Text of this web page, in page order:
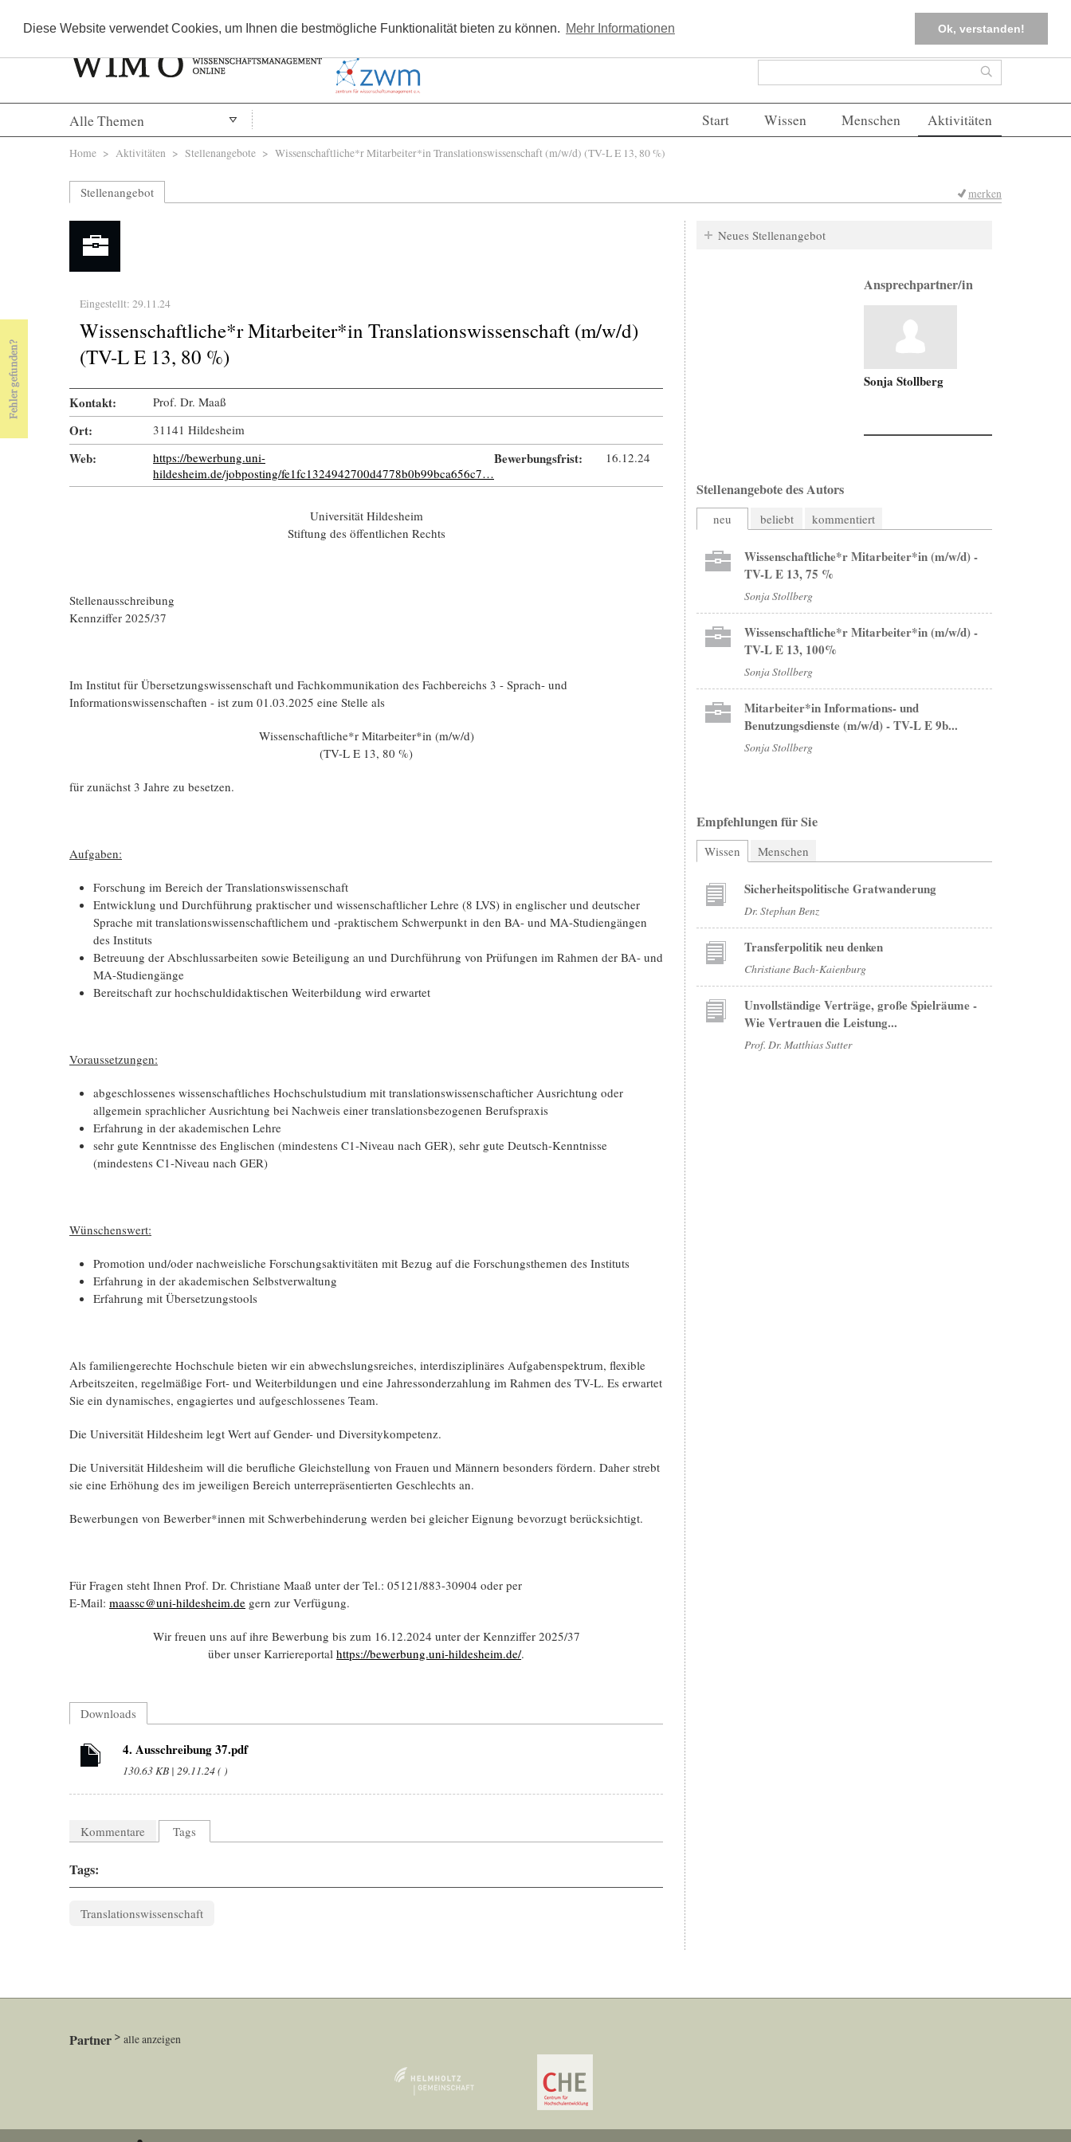
Diese Website verwendet Cookies, um Ihnen die bestmögliche Funktionalität bieten zu können. Mehr Informationen Ok, verstanden!
Kostenlos registrieren FAQs Einloggen
Suchformular Suche
Alle Themen Start Wissen Menschen Aktivitäten
Sie sind hier
Home > Aktivitäten > Stellenangebote > Wissenschaftliche*r Mitarbeiter*in Translationswissenschaft (m/w/d) (TV-L E 13, 80 %)
Stellenangebot merken
Eingestellt: 29.11.24
Wissenschaftliche*r Mitarbeiter*in Translationswissenschaft (m/w/d)
(TV-L E 13, 80 %)
Kontakt: Prof. Dr. Maaß
Ort: 31141 Hildesheim
Web:
https://bewerbung.uni-
hildesheim.de/jobposting/fe1fc1324942700d4778b0b99bca656c7…
Bewerbungsfrist: 16.12.24
Universität Hildesheim
Stiftung des öffentlichen Rechts
Stellenausschreibung
Kennziffer 2025/37
Im Institut für Übersetzungswissenschaft und Fachkommunikation des Fachbereichs 3 - Sprach- und
Informationswissenschaften - ist zum 01.03.2025 eine Stelle als
Wissenschaftliche*r Mitarbeiter*in (m/w/d)
(TV-L E 13, 80 %)
für zunächst 3 Jahre zu besetzen.
Aufgaben:
Forschung im Bereich der Translationswissenschaft
Entwicklung und Durchführung praktischer und wissenschaftlicher Lehre (8 LVS) in englischer und deutscher
Sprache mit translationswissenschaftlichem und -praktischem Schwerpunkt in den BA- und MA-Studiengängen
des Instituts
Betreuung der Abschlussarbeiten sowie Beteiligung an und Durchführung von Prüfungen im Rahmen der BA- und
MA-Studiengänge
Bereitschaft zur hochschuldidaktischen Weiterbildung wird erwartet
Voraussetzungen:
abgeschlossenes wissenschaftliches Hochschulstudium mit translationswissenschafticher Ausrichtung oder
allgemein sprachlicher Ausrichtung bei Nachweis einer translationsbezogenen Berufspraxis
Erfahrung in der akademischen Lehre
sehr gute Kenntnisse des Englischen (mindestens C1-Niveau nach GER), sehr gute Deutsch-Kenntnisse
(mindestens C1-Niveau nach GER)
Wünschenswert:
Promotion und/oder nachweisliche Forschungsaktivitäten mit Bezug auf die Forschungsthemen des Instituts
Erfahrung in der akademischen Selbstverwaltung
Erfahrung mit Übersetzungstools
Als familiengerechte Hochschule bieten wir ein abwechslungsreiches, interdisziplinäres Aufgabenspektrum, flexible
Arbeitszeiten, regelmäßige Fort- und Weiterbildungen und eine Jahressonderzahlung im Rahmen des TV-L. Es erwartet
Sie ein dynamisches, engagiertes und aufgeschlossenes Team.
Die Universität Hildesheim legt Wert auf Gender- und Diversitykompetenz.
Die Universität Hildesheim will die berufliche Gleichstellung von Frauen und Männern besonders fördern. Daher strebt
sie eine Erhöhung des im jeweiligen Bereich unterrepräsentierten Geschlechts an.
Bewerbungen von Bewerber*innen mit Schwerbehinderung werden bei gleicher Eignung bevorzugt berücksichtigt.
Für Fragen steht Ihnen Prof. Dr. Christiane Maaß unter der Tel.: 05121/883-30904 oder per
E-Mail: maassc@uni-hildesheim.de gern zur Verfügung.
Wir freuen uns auf ihre Bewerbung bis zum 16.12.2024 unter der Kennziffer 2025/37
über unser Karriereportalhttps://bewerbung.uni-hildesheim.de/.
Downloads
4. Ausschreibung 37.pdf
130.63 KB | 29.11.24 ( )
Kommentare Tags
Tags:
Translationswissenschaft
Neues Stellenangebot
Ansprechpartner/in
Sonja Stollberg
Stellenangebote des Autors
neu beliebt kommentiert
Wissenschaftliche*r Mitarbeiter*in (m/w/d) -
TV-L E 13, 75 %
Sonja Stollberg
Wissenschaftliche*r Mitarbeiter*in (m/w/d) -
TV-L E 13, 100%
Sonja Stollberg
Mitarbeiter*in Informations- und
Benutzungsdienste (m/w/d) - TV-L E 9b...
Sonja Stollberg
Empfehlungen für Sie
Wissen (aktiver Reiter)
Menschen
Sicherheitspolitische Gratwanderung
Dr. Stephan Benz
Transferpolitik neu denken
Christiane Bach-Kaienburg
Unvollständige Verträge, große Spielräume -
Wie Vertrauen die Leistung...
Prof. Dr. Matthias Sutter
Partner alle anzeigen